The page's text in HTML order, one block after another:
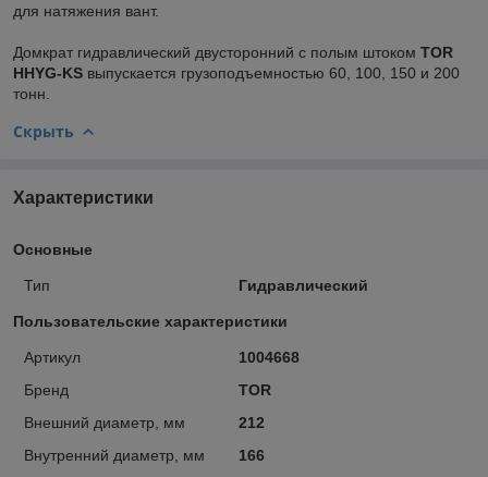
для натяжения вант.
Домкрат гидравлический двусторонний с полым штоком TOR
HHYG-KS выпускается грузоподъемностью 60, 100, 150 и 200
тонн.
Скрыть
Характеристики
Основные
Тип Гидравлический
Пользовательские характеристики
Артикул
1004668
Бренд
TOR
Внешний диаметр, мм
212
Внутренний диаметр, мм
166